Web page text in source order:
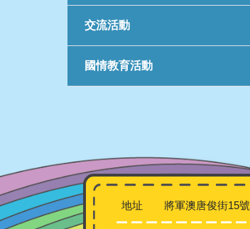
交流活動
國情教育活動
地址 將軍澳唐俊街15號